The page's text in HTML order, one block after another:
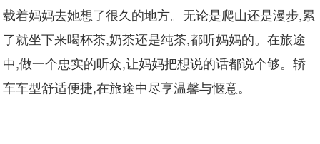
载着妈妈去她想了很久的地方。无论是爬山还是漫步,累
了就坐下来喝杯茶,奶茶还是纯茶,都听妈妈的。在旅途
中,做一个忠实的听众,让妈妈把想说的话都说个够。轿
车车型舒适便捷,在旅途中尽享温馨与惬意。